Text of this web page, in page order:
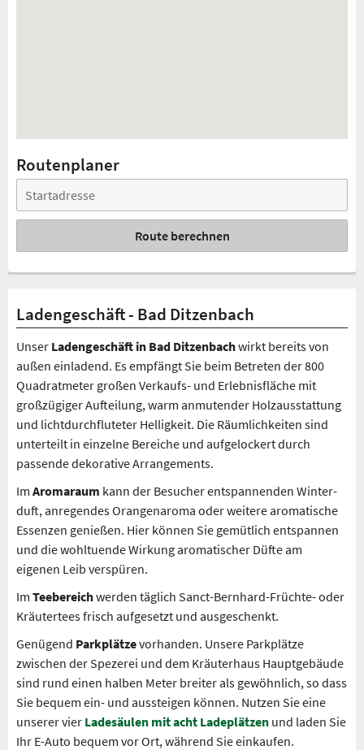
Routenplaner
Route berechnen
Ladengeschäft - Bad Ditzenbach
Unser Ladengeschäft in Bad Ditzenbachwirkt bereits von
außen einladend. Es empfängt Sie beim Betreten der 800
Quadratmeter großen Verkaufs- und Erlebnisfläche mit
großzügiger Auf­teilung, warm anmutender Holz­aus­stattung
und lichtdurchfluteter Hellig­keit. Die Räumlichkeiten sind
unterteilt in einzelne Bereiche und aufgelockert durch
passende deko­rative Arrangements.
Im Aromaraum kann der Besucher ent­spannenden Win­ter­­
duft, anregendes Orangen­­aroma oder weitere aromatische
Essenzen genießen. Hier können Sie ge­müt­lich entspannen
und die wohl­tuende Wirkung aromatischer Düfte am
eigenen Leib verspüren.
Im Teebereichwerden täglich Sanct-Bern­hard-Früchte- oder
Kräutertees frisch aufgesetzt und ausgeschenkt.
Genügend Parkplätzevorhanden. Unsere Parkplätze
zwischen der Spezerei und dem Kräuterhaus Hauptgebäude
sind rund einen halben Meter breiter als gewöhnlich, so dass
Sie bequem ein- und aussteigen können. Nutzen Sie eine
unserer vier Ladesäulen mit acht Ladeplätzen und laden Sie
Ihr E-Auto bequem vor Ort, während Sie einkaufen.